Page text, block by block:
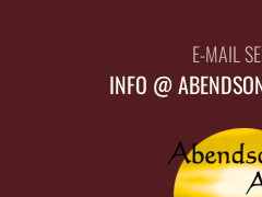
E-MAIL
INFO @